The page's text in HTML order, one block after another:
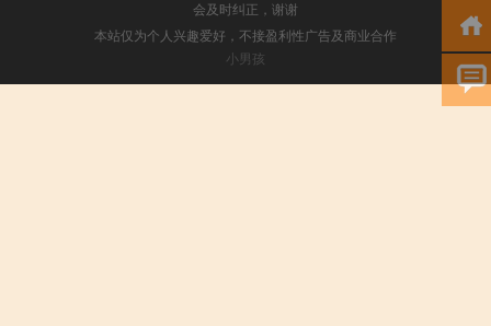
会及时纠正，谢谢
本站仅为个人兴趣爱好，不接盈利性广告及商业合作
小男孩